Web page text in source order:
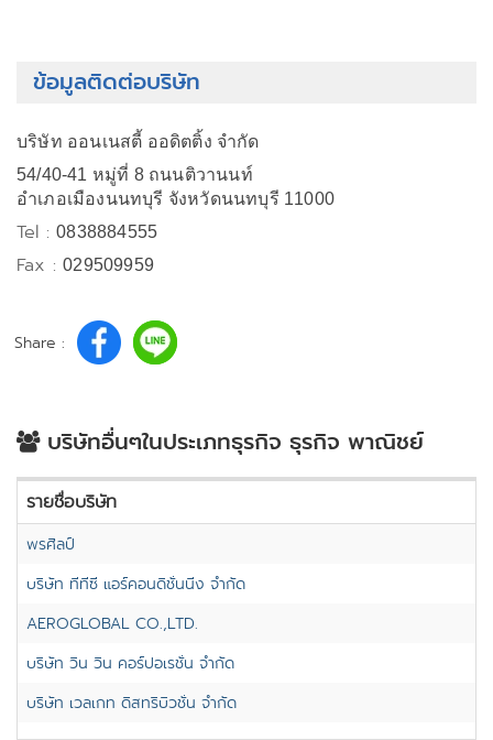
ข้อมูลติดต่อบริษัท
บริษัท ออนเนสตี้ ออดิตติ้ง จำกัด
54/40-41 หมู่ที่ 8 ถนนติวานนท์
อำเภอเมืองนนทบุรี จังหวัดนนทบุรี 11000
Tel :0838884555
Fax :029509959
Share :
บริษัทอื่นๆในประเภทธุรกิจ ธุรกิจ พาณิชย์
รายชื่อบริษัท
พรศิลป์
บริษัท ทีทีซี แอร์คอนดิชั่นนิ่ง จำกัด
AEROGLOBAL CO.,LTD.
บริษัท วิน วิน คอร์ปอเรชั่น จำกัด
บริษัท เวลเกท ดิสทริบิวชั่น จำกัด